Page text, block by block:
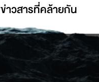
ข่าวสารที่่คล้ายกัน